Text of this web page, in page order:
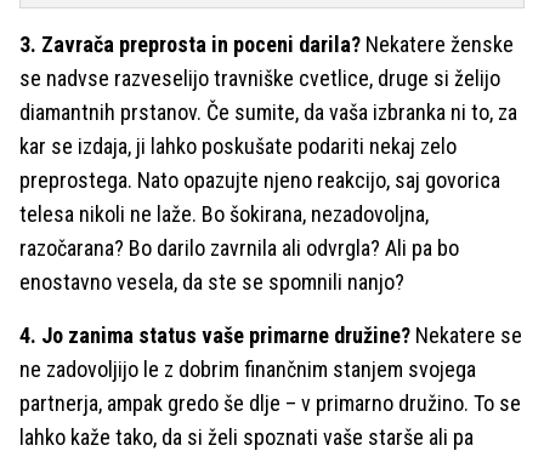
3. Zavrača preprosta in poceni darila? Nekatere ženske
se nadvse razveselijo travniške cvetlice, druge si želijo
diamantnih prstanov. Če sumite, da vaša izbranka ni to, za
kar se izdaja, ji lahko poskušate podariti nekaj zelo
preprostega. Nato opazujte njeno reakcijo, saj govorica
telesa nikoli ne laže. Bo šokirana, nezadovoljna,
razočarana? Bo darilo zavrnila ali odvrgla? Ali pa bo
enostavno vesela, da ste se spomnili nanjo?
4. Jo zanima status vaše primarne družine? Nekatere se
ne zadovoljijo le z dobrim finančnim stanjem svojega
partnerja, ampak gredo še dlje – v primarno družino. To se
lahko kaže tako, da si želi spoznati vaše starše ali pa